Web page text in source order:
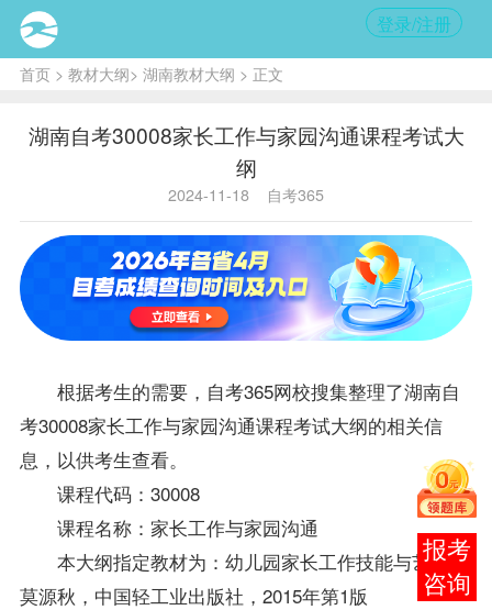
登录/注册
首页> 教材大纲> 湖南教材大纲 > 正文
湖南自考30008家长工作与家园沟通课程考试大
纲
2024-11-18 自考365
根据考生的需要，自考365网校搜集整理了湖南自
考30008家长工作与家园沟通课程考试大纲的相关信
息，以供考生查看。
课程代码：30008
课程名称：家长工作与家园沟通
本大纲指定教材为：幼儿园家长工作技能与艺术，
莫源秋，中国轻工业出版社，2015年第1版
在线
客服